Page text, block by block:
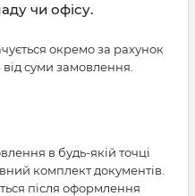
чи офісу.
окремо за рахунок
від суми замовлення.
в будь-якій точці
комплект документів.
після оформлення